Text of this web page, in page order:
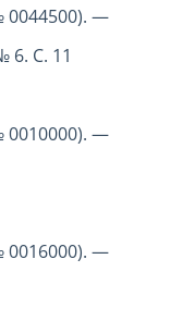
0044500). —
С. 11
0010000). —
0016000). —